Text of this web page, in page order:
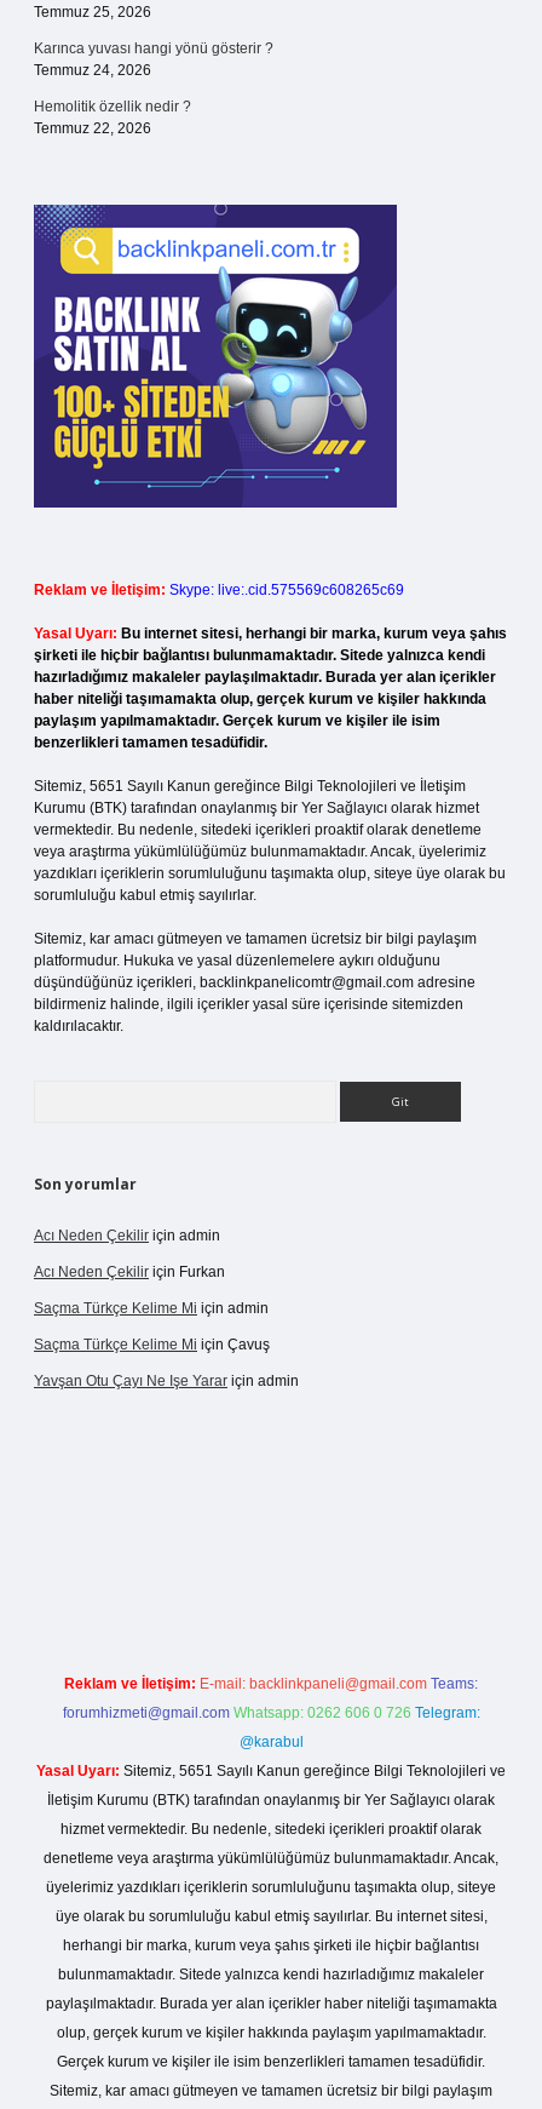
Temmuz 25, 2026
Karınca yuvası hangi yönü gösterir ?
Temmuz 24, 2026
Hemolitik özellik nedir ?
Temmuz 22, 2026
Reklam ve İletişim: Skype: live:.cid.575569c608265c69
Yasal Uyarı: Bu internet sitesi, herhangi bir marka, kurum veya şahıs
şirketi ile hiçbir bağlantısı bulunmamaktadır. Sitede yalnızca kendi
hazırladığımız makaleler paylaşılmaktadır. Burada yer alan içerikler
haber niteliği taşımamakta olup, gerçek kurum ve kişiler hakkında
paylaşım yapılmamaktadır. Gerçek kurum ve kişiler ile isim
benzerlikleri tamamen tesadüfidir.
Sitemiz, 5651 Sayılı Kanun gereğince Bilgi Teknolojileri ve İletişim
Kurumu (BTK) tarafından onaylanmış bir Yer Sağlayıcı olarak hizmet
vermektedir. Bu nedenle, sitedeki içerikleri proaktif olarak denetleme
veya araştırma yükümlülüğümüz bulunmamaktadır. Ancak, üyelerimiz
yazdıkları içeriklerin sorumluluğunu taşımakta olup, siteye üye olarak bu
sorumluluğu kabul etmiş sayılırlar.
Sitemiz, kar amacı gütmeyen ve tamamen ücretsiz bir bilgi paylaşım
platformudur. Hukuka ve yasal düzenlemelere aykırı olduğunu
düşündüğünüz içerikleri, backlinkpanelicomtr@gmail.com adresine
bildirmeniz halinde, ilgili içerikler yasal süre içerisinde sitemizden
kaldırılacaktır.
Son yorumlar
Acı Neden Çekilir için admin
Acı Neden Çekilir için Furkan
Saçma Türkçe Kelime Mi için admin
Saçma Türkçe Kelime Mi için Çavuş
Yavşan Otu Çayı Ne Işe Yarar için admin
Reklam ve İletişim: E-mail: backlinkpaneli@gmail.com Teams:
forumhizmeti@gmail.com Whatsapp: 0262 606 0 726 Telegram:
@karabul
Yasal Uyarı: Sitemiz, 5651 Sayılı Kanun gereğince Bilgi Teknolojileri ve
İletişim Kurumu (BTK) tarafından onaylanmış bir Yer Sağlayıcı olarak
hizmet vermektedir. Bu nedenle, sitedeki içerikleri proaktif olarak
denetleme veya araştırma yükümlülüğümüz bulunmamaktadır. Ancak,
üyelerimiz yazdıkları içeriklerin sorumluluğunu taşımakta olup, siteye
üye olarak bu sorumluluğu kabul etmiş sayılırlar. Bu internet sitesi,
herhangi bir marka, kurum veya şahıs şirketi ile hiçbir bağlantısı
bulunmamaktadır. Sitede yalnızca kendi hazırladığımız makaleler
paylaşılmaktadır. Burada yer alan içerikler haber niteliği taşımamakta
olup, gerçek kurum ve kişiler hakkında paylaşım yapılmamaktadır.
Gerçek kurum ve kişiler ile isim benzerlikleri tamamen tesadüfidir.
Sitemiz, kar amacı gütmeyen ve tamamen ücretsiz bir bilgi paylaşım